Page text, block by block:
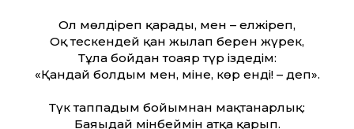
Ол мөлдіреп қарады, мен – елжіреп,
Оқ тескендей қан жылап берен жүрек,
Тұла бойдан тоғаяр түр іздедім:
«Қандай болдым мен, міне, көр енді! – деп».
Түк таппадым бойымнан мақтанарлық:
Баяғыдай мінбеймін атқа қарғып.